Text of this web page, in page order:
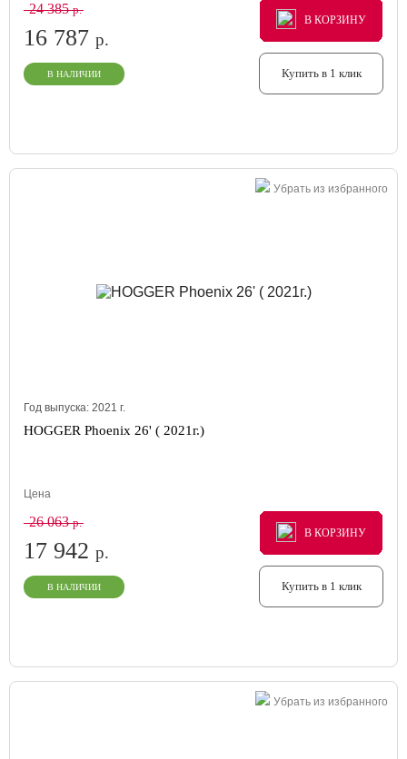
24 385р.
16 787 р.
В НАЛИЧИИ
В КОРЗИНУ
В КОРЗИНУ
В КОРЗИНУ
Купить в 1 клик
Убрать из избранного
Год выпуска: 2021 г.
HOGGER Phoenix 26' ( 2021г.)
Цена
26 063р.
17 942 р.
В НАЛИЧИИ
В КОРЗИНУ
В КОРЗИНУ
В КОРЗИНУ
Купить в 1 клик
Убрать из избранного